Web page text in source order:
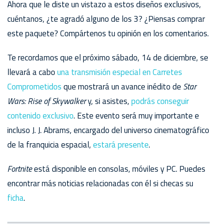
Ahora que le diste un vistazo a estos diseños exclusivos,
cuéntanos, ¿te agradó alguno de los 3? ¿Piensas comprar
este paquete? Compártenos tu opinión en los comentarios.
Te recordamos que el próximo sábado, 14 de diciembre, se
llevará a cabouna transmisión especial en Carretes
Comprometidosque mostrará un avance inédito de Star
Wars: Rise of Skywalkery, si asistes,podrás conseguir
contenido exclusivo. Este evento será muy importante e
incluso J. J. Abrams, encargado del universo cinematográfico
de la franquicia espacial,estará presente.
Fortniteestá disponible en consolas, móviles y PC. Puedes
encontrar más noticias relacionadas con él si checas su
ficha.